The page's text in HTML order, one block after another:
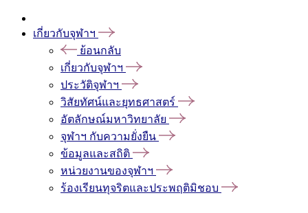
เกี่ยวกับจุฬาฯ
ย้อนกลับ
เกี่ยวกับจุฬาฯ
ประวัติจุฬาฯ
วิสัยทัศน์และยุทธศาสตร์
อัตลักษณ์มหาวิทยาลัย
จุฬาฯ กับความยั่งยืน
ข้อมูลและสถิติ
หน่วยงานของจุฬาฯ
ร้องเรียนทุจริตและประพฤติมิชอบ